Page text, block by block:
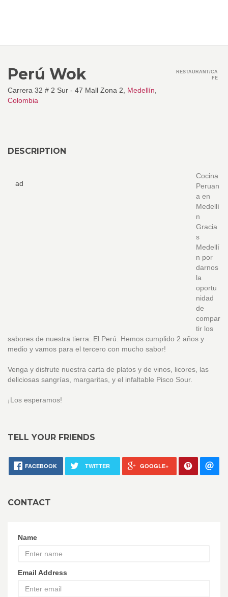
Perú Wok
Carrera 32 # 2 Sur - 47 Mall Zona 2, Medellín
Colombia
RESTAURANT/CA
FE
DESCRIPTION
ad
Cocina
Peruan
a en
Medellí
n
Gracia
s
Medellí
n por
darnos
la
oportu
nidad
de
compar
tir los
sabores de nuestra tierra: El Perú. Hemos cumplido 2 años y
medio y vamos para el tercero con mucho sabor!
Venga y disfrute nuestra carta de platos y de vinos, licores, las
deliciosas sangrías, margaritas, y el infaltable Pisco Sour.
¡Los esperamos!
TELL YOUR FRIENDS
FACEBOOK TWITTER GOOGLE+
CONTACT
Name
Email Address